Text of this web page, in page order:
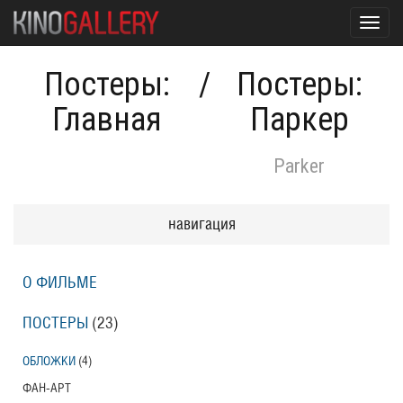
Постеры:
Главная
/
Постеры:
Паркер
Parker
навигация
О ФИЛЬМЕ
ПОСТЕРЫ (23)
ОБЛОЖКИ (4)
ФАН-АРТ